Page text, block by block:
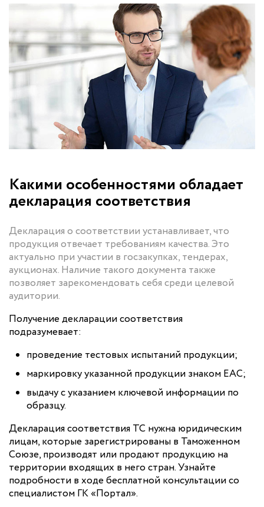
Какими особенностями обладает
декларация соответствия
Декларация о соответствии устанавливает, что
продукция отвечает требованиям качества. Это
актуально при участии в госзакупках, тендерах,
аукционах. Наличие такого документа также
позволяет зарекомендовать себя среди целевой
аудитории.
Получение декларации соответствия
подразумевает:
проведение тестовых испытаний продукции;
маркировку указанной продукции знаком ЕАС;
выдачу с указанием ключевой информации по
образцу.
Декларация соответствия ТС нужна юридическим
лицам, которые зарегистрированы в Таможенном
Союзе, производят или продают продукцию на
территории входящих в него стран. Узнайте
подробности в ходе бесплатной консультации со
специалистом ГК «Портал».